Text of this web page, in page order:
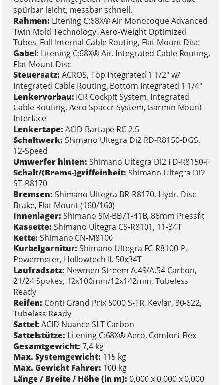
spürbar leicht, messbar schnell.
Rahmen: Litening C:68X® Air Monocoque Advanced
Twin Mold Technology, Aero-Weight Optimized
Tubes, Full Internal Cable Routing, Flat Mount Disc
Gabel: Litening C:68X® Air, Integrated Cable Routing,
Flat Mount Disc
Steuersatz: ACROS, Top Integrated 1 1/2" w/
Integrated Cable Routing, Bottom Integrated 1 1/4"
Lenkervorbau: ICR Cockpit System, Integrated
Cable Routing, Aero Spacer System, Garmin Mount
Interface
Lenkertape: ACID Bartape RC 2.5
Schaltwerk: Shimano Ultegra Di2 RD-R8150-DGS.
12-Speed
Umwerfer hinten: Shimano Ultegra Di2 FD-R8150-F
Schalt/(Brems-)griffeinheit: Shimano Ultegra Di2
ST-R8170
Bremsen: Shimano Ultegra BR-R8170, Hydr. Disc
Brake, Flat Mount (160/160)
Innenlager: Shimano SM-BB71-41B, 86mm Pressfit
Kassette: Shimano Ultegra CS-R8101, 11-34T
Kette: Shimano CN-M8100
Kurbelgarnitur: Shimano Ultegra FC-R8100-P,
Powermeter, Hollowtech II, 50x34T
Laufradsatz: Newmen Streem A.49/A.54 Carbon,
21/24 Spokes, 12x100mm/12x142mm, Tubeless
Ready
Reifen: Conti Grand Prix 5000 S-TR, Kevlar, 30-622,
Tubeless Ready
Sattel: ACID Nuance SLT Carbon
Sattelstütze: Litening C:68X® Aero, Comfort Flex
Gesamtgewicht: 7,4 kg
Max. Systemgewicht: 115 kg
Max. Gewicht Fahrer: 100 kg
Länge / Breite / Höhe (in m): 0,000 x 0,000 x 0,000